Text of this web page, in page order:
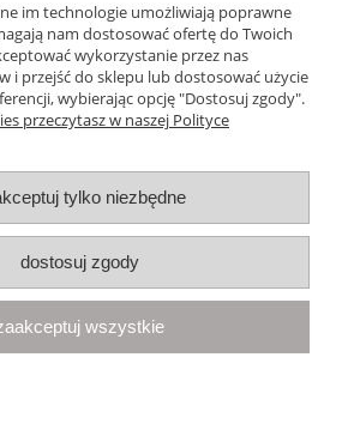
Pomoc
Moje konto
Płatności i dostawa
Informacje
O nas
8, 86-010 Samociążek, woj. kujawsko-
im technologie umożliwiają poprawne
nam dostosować ofertę do Twoich
wykorzystanie przez nas
i przejść do sklepu lub dostosować użycie
wybierając opcję "Dostosuj zgody".
przeczytasz w naszej Polityce
tylko niezbędne
dostosuj zgody
wszystkie